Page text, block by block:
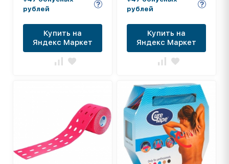
черный
рублей
Купить на
Яндекс Маркет
голубой
рублей
Купить на
Яндекс Маркет